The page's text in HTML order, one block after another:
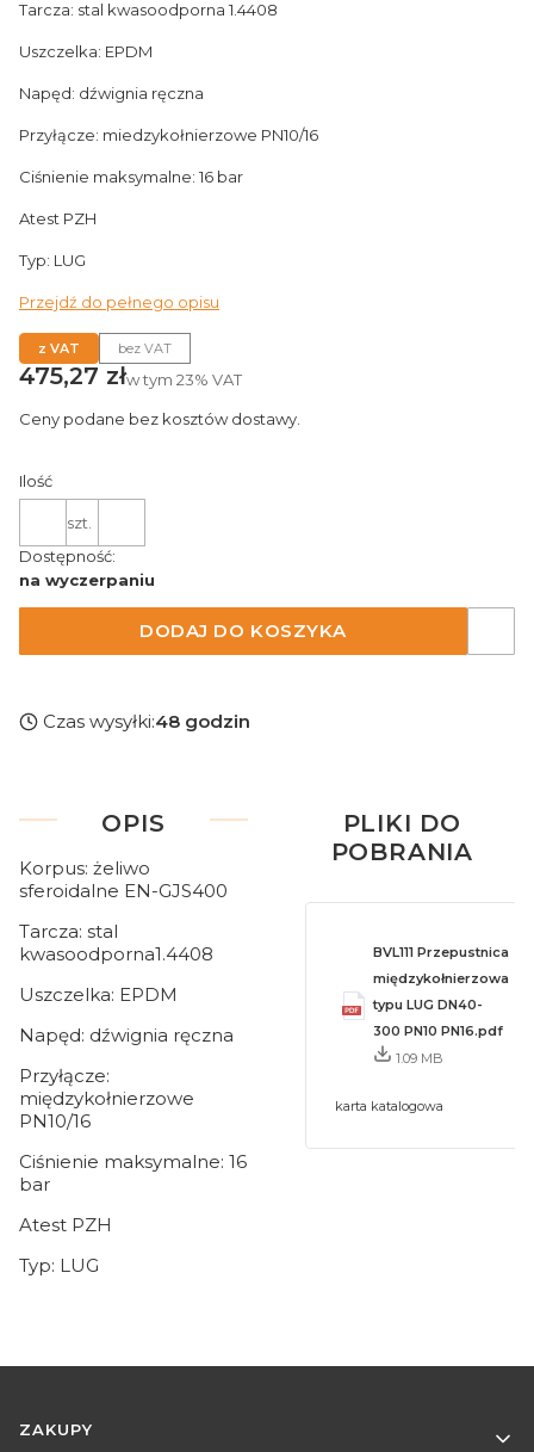
Tarcza: stal kwasoodporna 1.4408
Uszczelka: EPDM
Napęd: dźwignia ręczna
Przyłącze: miedzykołnierzowe PN10/16
Ciśnienie maksymalne: 16 bar
Atest PZH
Typ: LUG
Przejdź do pełnego opisu
z VAT bez VAT
Cena
475,27 złw tym 23% VAT
Ceny podane bez kosztów dostawy.
Ilość
szt.
Dostępność:
na wyczerpaniu
DODAJ DO KOSZYKA
Czas wysyłki:48 godzin
OPIS
Korpus: żeliwo
sferoidalne EN-GJS400
Tarcza: stal
kwasoodporna1.4408
Uszczelka: EPDM
Napęd: dźwignia ręczna
Przyłącze:
międzykołnierzowe
PN10/16
Ciśnienie maksymalne: 16
bar
Atest PZH
Typ: LUG
PLIKI DO
POBRANIA
BVL111 Przepustnica
międzykołnierzowa
typu LUG DN40-
300 PN10 PN16.pdf
1.09 MB
karta katalogowa
Linki w stopce
ZAKUPY